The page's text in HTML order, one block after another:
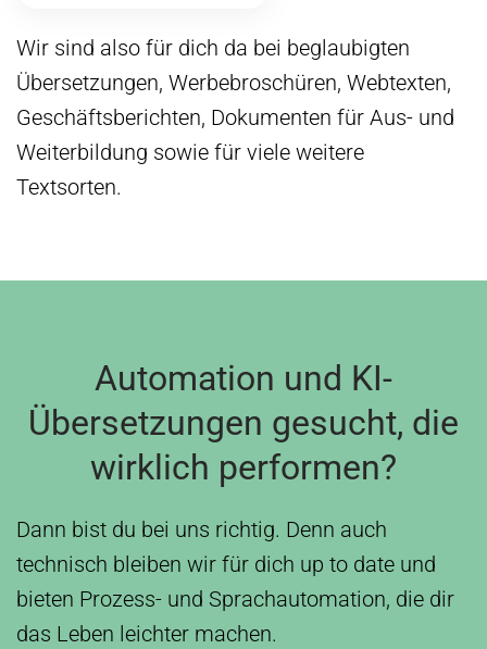
Wir sind also für dich da bei beglaubigten
Übersetzungen, Werbebroschüren, Webtexten,
Geschäftsberichten, Dokumenten für Aus- und
Weiterbildung sowie für viele weitere
Textsorten.
Automation und KI-
Übersetzungen gesucht, die
wirklich performen?
Dann bist du bei uns richtig. Denn auch
technisch bleiben wir für dich up to date und
bieten Prozess- und Sprachautomation, die dir
das Leben leichter machen.